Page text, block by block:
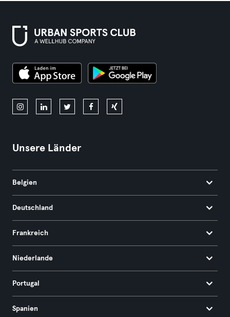
Unsere Länder
Belgien
Deutschland
Frankreich
Niederlande
Portugal
Spanien